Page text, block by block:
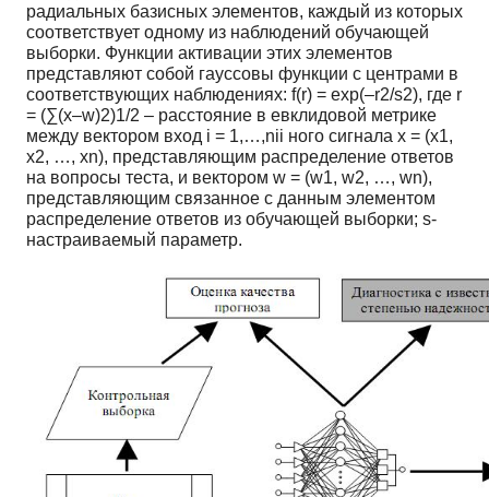
радиальных базисных элементов, каждый из которых
соответствует одному из наблюдений обучающей
выборки. Функции активации этих элементов
представляют собой гауссовы функции с центрами в
соответствующих наблюдениях: f(r) = exp(–r2/s2), где r
= (∑(x–w)2)1/2 – расстояние в евклидовой метрике
между вектором вход i = 1,…,nii ного сигнала x = (x1,
x2, …, xn), представляющим распределение ответов
на вопросы теста, и вектором w = (w1, w2, …, wn),
представляющим связанное с данным элементом
распределение ответов из обучающей выборки; s-
настраиваемый параметр.